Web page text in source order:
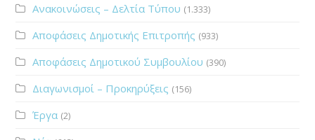
Ανακοινώσεις – Δελτία Τύπου (1.333)
Αποφάσεις Δημοτικής Επιτροπής (933)
Αποφάσεις Δημοτικού Συμβουλίου (390)
Διαγωνισμοί – Προκηρύξεις (156)
Έργα (2)